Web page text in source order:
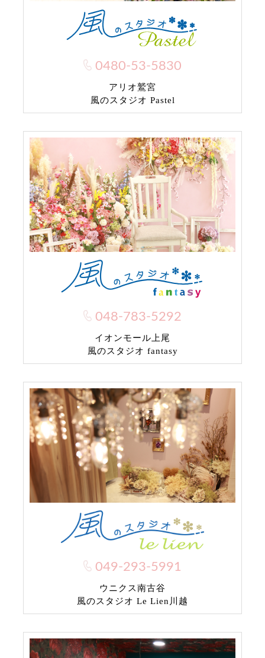
0480-53-5830
アリオ鷲宮
風のスタジオ Pastel
048-783-5292
イオンモール上尾
風のスタジオ fantasy
049-293-5991
ウニクス南古谷
風のスタジオ Le Lien川越